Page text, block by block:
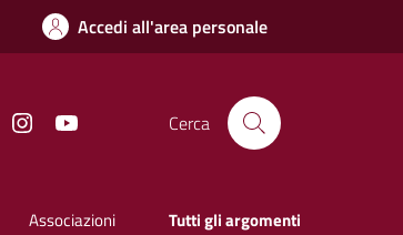
Accedi all'area personale
Facebook Instagram Cerca
Associazioni Tutti gli argomenti